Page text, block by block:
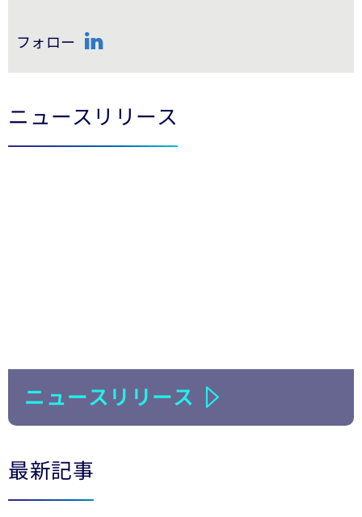
フォロー
ニュースリリース
ニュースリリース
最新記事